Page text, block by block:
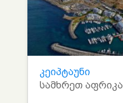
კეიპტაუნი
სამხრეთ აფრიკა